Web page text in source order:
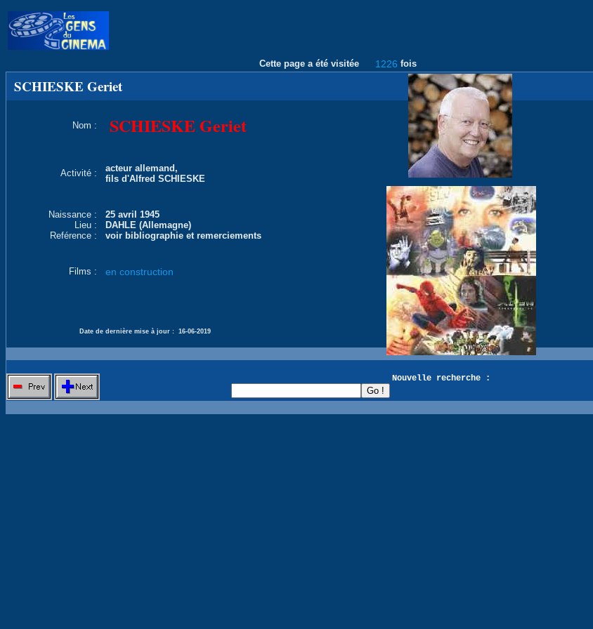
Cette page a été visitée 1226 fois
SCHIESKE Geriet
Nom : SCHIESKE Geriet
Activité :
acteur allemand,
fils d'Alfred SCHIESKE
Naissance :
25 avril 1945
Lieu :
DAHLE (Allemagne)
Reférence :
voir bibliographie et remerciements
Films : en construction
Date de dernière mise à jour : 16-06-2019
Nouvelle recherche :